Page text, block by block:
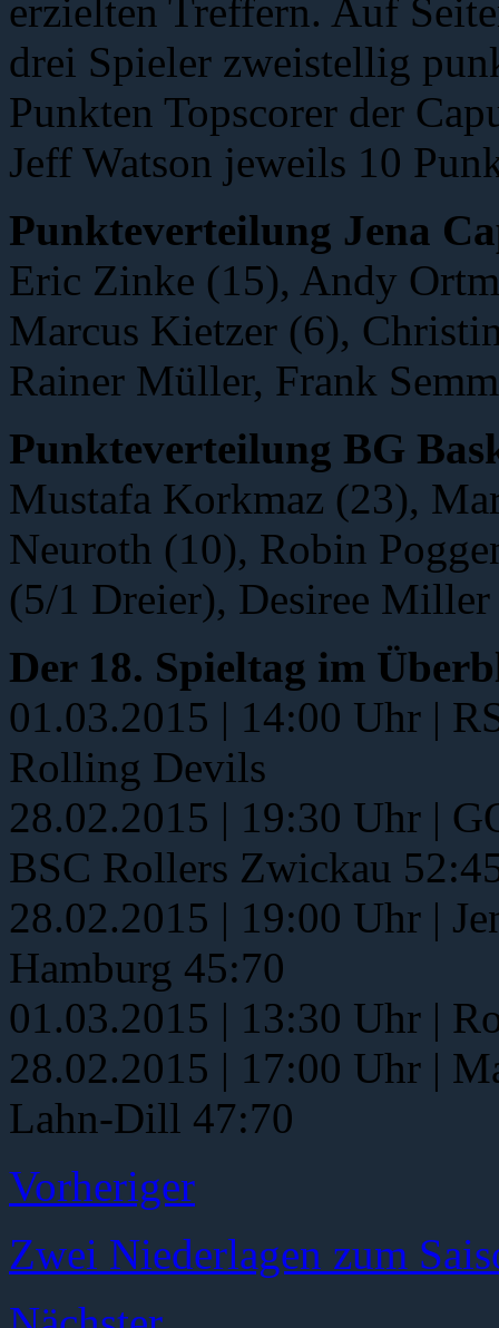
erzielten Treffern. Auf
drei Spieler zweistellig
Punkten Topscorer der
Jeff Watson jeweils 10
Punkteverteilung Jena
Eric Zinke (15), Andy
Marcus Kietzer (6),
Rainer Müller, Frank
Punkteverteilung BG
Mustafa Korkmaz (23),
Neuroth (10), Robin
(5/1 Dreier), Desiree
Der 18. Spieltag im
01.03.2015 | 14:00 Uhr |
Rolling Devils
28.02.2015 | 19:30 Uhr |
BSC Rollers Zwickau
28.02.2015 | 19:00 Uhr |
Hamburg 45:70
01.03.2015 | 13:30 Uhr |
28.02.2015 | 17:00 Uhr |
Lahn-Dill 47:70
Vorheriger
Zwei Niederlagen zum